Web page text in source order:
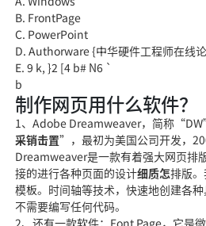
B. FrontPage
C. PowerPoint
D. Authorware {中华硬件工程师在线
E. 9 k, }2 [4 b# N6 `
b
制作网页用什么软件？
1、Adobe Dreamweaver，简称
采销击置”，最初为美国公司开发，
Dreamweaver是一款有着强大网页排
接的进行各种页面的设计细质怎排版
模板。时间轴等技术，快速地创建各
不需要编写任何代码。
2、还有一款软件：Font Page，它是